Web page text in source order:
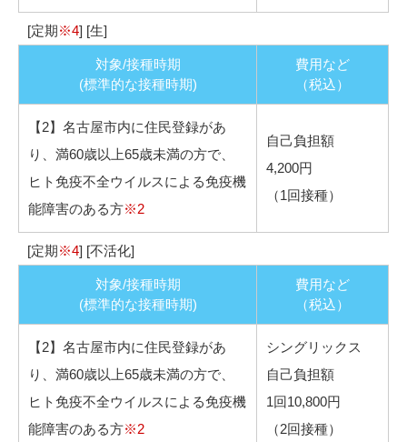
[定期※4] [生]
対象/接種時期
(標準的な接種時期)
費用など
（税込）
【2】名古屋市内に住民登録があ
り、満60歳以上65歳未満の方で、
ヒト免疫不全ウイルスによる免疫機
能障害のある方※2
自己負担額
4,200円
（1回接種）
[定期※4] [不活化]
対象/接種時期
(標準的な接種時期)
費用など
（税込）
【2】名古屋市内に住民登録があ
り、満60歳以上65歳未満の方で、
ヒト免疫不全ウイルスによる免疫機
能障害のある方※2
シングリックス
自己負担額
1回10,800円
（2回接種）